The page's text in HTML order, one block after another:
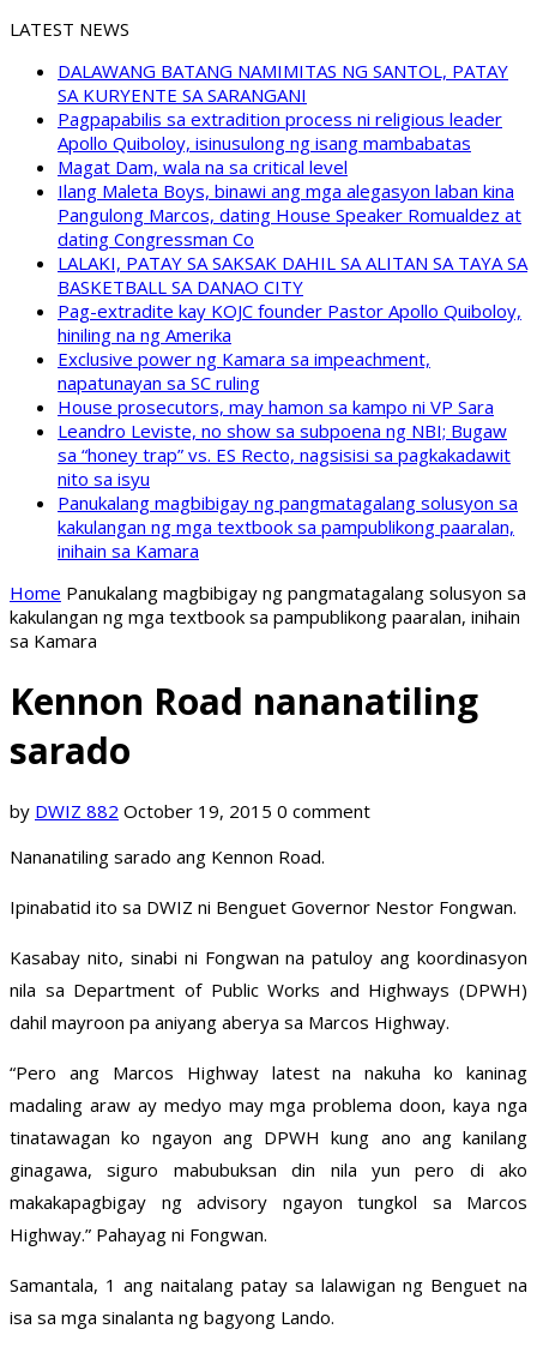
LATEST NEWS
DALAWANG BATANG NAMIMITAS NG SANTOL, PATAY
SA KURYENTE SA SARANGANI
Pagpapabilis sa extradition process ni religious leader
Apollo Quiboloy, isinusulong ng isang mambabatas
Magat Dam, wala na sa critical level
Ilang Maleta Boys, binawi ang mga alegasyon laban kina
Pangulong Marcos, dating House Speaker Romualdez at
dating Congressman Co
LALAKI, PATAY SA SAKSAK DAHIL SA ALITAN SA TAYA SA
BASKETBALL SA DANAO CITY
Pag-extradite kay KOJC founder Pastor Apollo Quiboloy,
hiniling na ng Amerika
Exclusive power ng Kamara sa impeachment,
napatunayan sa SC ruling
House prosecutors, may hamon sa kampo ni VP Sara
Leandro Leviste, no show sa subpoena ng NBI; Bugaw
sa “honey trap” vs. ES Recto, nagsisisi sa pagkakadawit
nito sa isyu
Panukalang magbibigay ng pangmatagalang solusyon sa
kakulangan ng mga textbook sa pampublikong paaralan,
inihain sa Kamara
Home Panukalang magbibigay ng pangmatagalang solusyon sa
kakulangan ng mga textbook sa pampublikong paaralan, inihain
sa Kamara
Kennon Road nananatiling
sarado
by DWIZ 882 October 19, 2015 0 comment
Nananatiling sarado ang Kennon Road.
Ipinabatid ito sa DWIZ ni Benguet Governor Nestor Fongwan.
Kasabay nito, sinabi ni Fongwan na patuloy ang koordinasyon
nila sa Department of Public Works and Highways (DPWH)
dahil mayroon pa aniyang aberya sa Marcos Highway.
“Pero ang Marcos Highway latest na nakuha ko kaninag
madaling araw ay medyo may mga problema doon, kaya nga
tinatawagan ko ngayon ang DPWH kung ano ang kanilang
ginagawa, siguro mabubuksan din nila yun pero di ako
makakapagbigay ng advisory ngayon tungkol sa Marcos
Highway.” Pahayag ni Fongwan.
Samantala, 1 ang naitalang patay sa lalawigan ng Benguet na
isa sa mga sinalanta ng bagyong Lando.